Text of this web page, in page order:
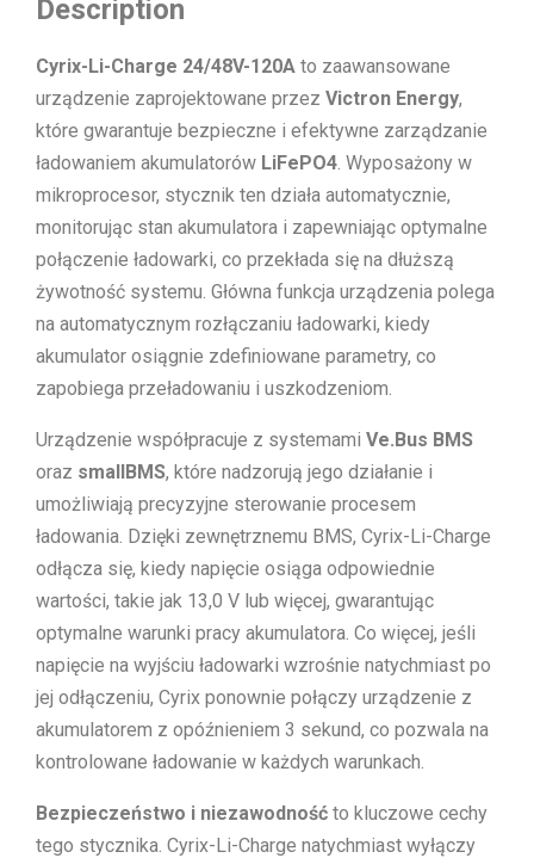
Description
Cyrix-Li-Charge 24/48V-120A to zaawansowane
urządzenie zaprojektowane przez Victron Energy,
które gwarantuje bezpieczne i efektywne zarządzanie
ładowaniem akumulatorów LiFePO4. Wyposażony w
mikroprocesor, stycznik ten działa automatycznie,
monitorując stan akumulatora i zapewniając optymalne
połączenie ładowarki, co przekłada się na dłuższą
żywotność systemu. Główna funkcja urządzenia polega
na automatycznym rozłączaniu ładowarki, kiedy
akumulator osiągnie zdefiniowane parametry, co
zapobiega przeładowaniu i uszkodzeniom.
Urządzenie współpracuje z systemami Ve.Bus BMS
oraz smallBMS, które nadzorują jego działanie i
umożliwiają precyzyjne sterowanie procesem
ładowania. Dzięki zewnętrznemu BMS, Cyrix-Li-Charge
odłącza się, kiedy napięcie osiąga odpowiednie
wartości, takie jak 13,0 V lub więcej, gwarantując
optymalne warunki pracy akumulatora. Co więcej, jeśli
napięcie na wyjściu ładowarki wzrośnie natychmiast po
jej odłączeniu, Cyrix ponownie połączy urządzenie z
akumulatorem z opóźnieniem 3 sekund, co pozwala na
kontrolowane ładowanie w każdych warunkach.
Bezpieczeństwo i niezawodność to kluczowe cechy
tego stycznika. Cyrix-Li-Charge natychmiast wyłączy